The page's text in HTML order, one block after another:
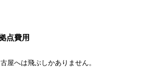
点費用
屋へは飛ぶしかありません。